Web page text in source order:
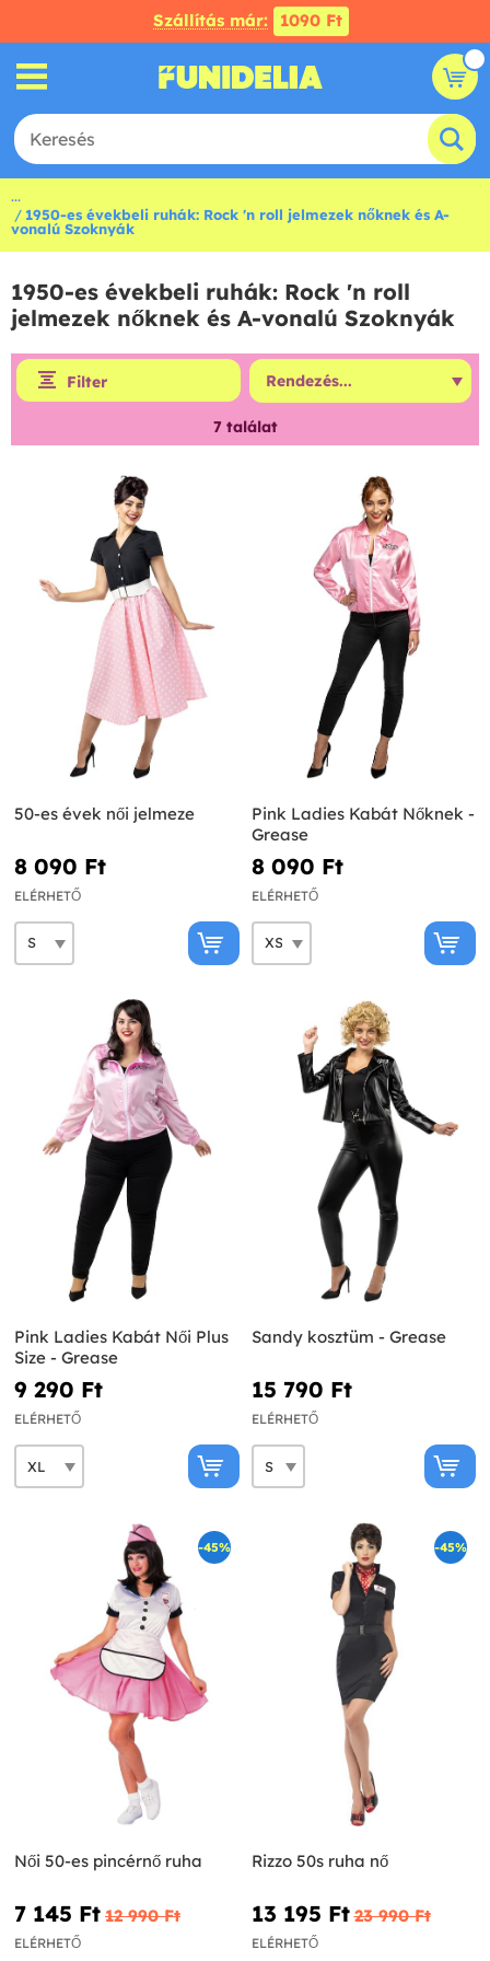
Szállítás már: 1090 Ft
...
1950-es évekbeli ruhák: Rock 'n roll jelmezek nőknek és A-
vonalú Szoknyák
1950-es évekbeli ruhák: Rock 'n roll
jelmezek nőknek és A-vonalú Szoknyák
Filter
7 találat
50-es évek női jelmeze
8 090 Ft‎
ELÉRHETŐ
Pink Ladies Kabát Nőknek -
Grease
8 090 Ft‎
ELÉRHETŐ
Pink Ladies Kabát Női Plus
Size - Grease
9 290 Ft‎
ELÉRHETŐ
Sandy kosztüm - Grease
15 790 Ft‎
ELÉRHETŐ
-45%
Női 50-es pincérnő ruha
7 145 Ft‎ 12 990 Ft‎
ELÉRHETŐ
-45%
Rizzo 50s ruha nő
13 195 Ft‎ 23 990 Ft‎
ELÉRHETŐ